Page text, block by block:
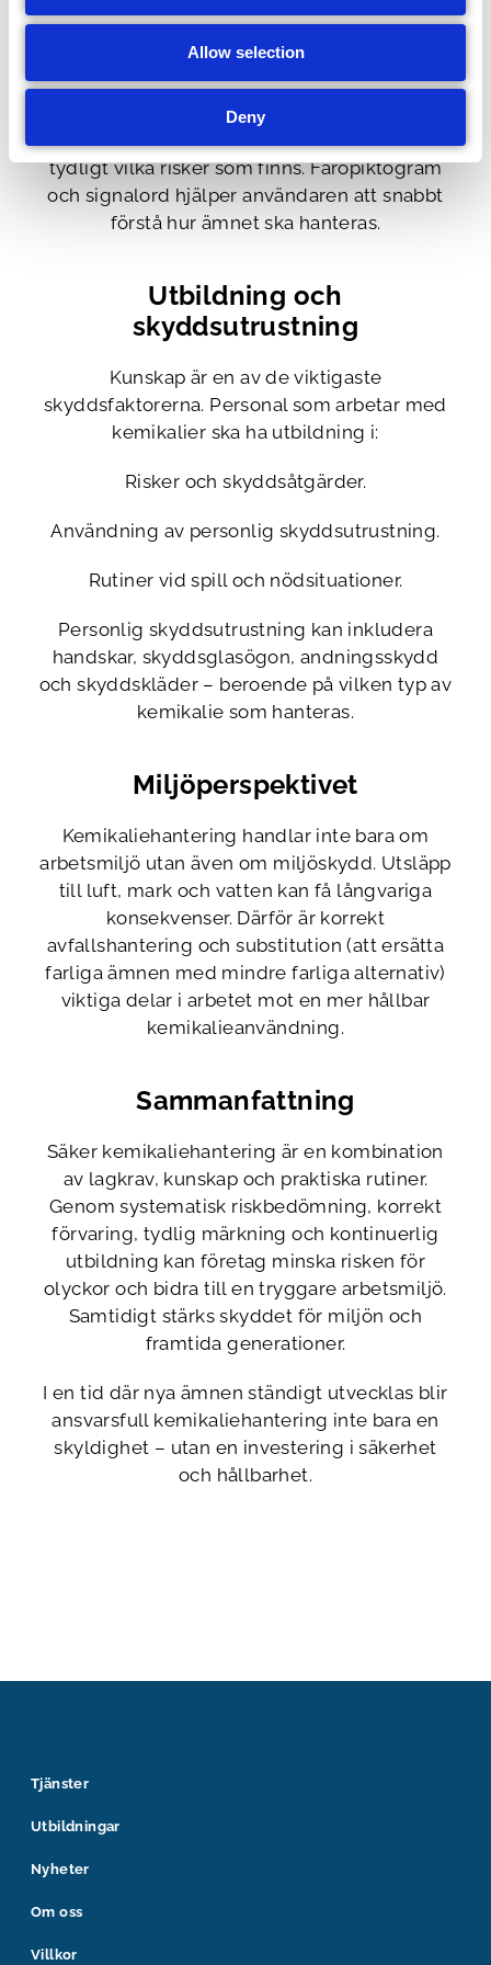
Allow selection
Deny
I ventilerade och anpassade utrymmen.
Oåtkomligt för obehöriga.
Märkning enligt gällande regler gör det
tydligt vilka risker som finns. Faropiktogram
och signalord hjälper användaren att snabbt
förstå hur ämnet ska hanteras.
Utbildning och
skyddsutrustning
Kunskap är en av de viktigaste
skyddsfaktorerna. Personal som arbetar med
kemikalier ska ha utbildning i:
Risker och skyddsåtgärder.
Användning av personlig skyddsutrustning.
Rutiner vid spill och nödsituationer.
Personlig skyddsutrustning kan inkludera
handskar, skyddsglasögon, andningsskydd
och skyddskläder – beroende på vilken typ av
kemikalie som hanteras.
Miljöperspektivet
Kemikaliehantering handlar inte bara om
arbetsmiljö utan även om miljöskydd. Utsläpp
till luft, mark och vatten kan få långvariga
konsekvenser. Därför är korrekt
avfallshantering och substitution (att ersätta
farliga ämnen med mindre farliga alternativ)
viktiga delar i arbetet mot en mer hållbar
kemikalieanvändning.
Sammanfattning
Säker kemikaliehantering är en kombination
av lagkrav, kunskap och praktiska rutiner.
Genom systematisk riskbedömning, korrekt
förvaring, tydlig märkning och kontinuerlig
utbildning kan företag minska risken för
olyckor och bidra till en tryggare arbetsmiljö.
Samtidigt stärks skyddet för miljön och
framtida generationer.
I en tid där nya ämnen ständigt utvecklas blir
ansvarsfull kemikaliehantering inte bara en
skyldighet – utan en investering i säkerhet
och hållbarhet.
Tjänster
Utbildningar
Nyheter
Om oss
Villkor